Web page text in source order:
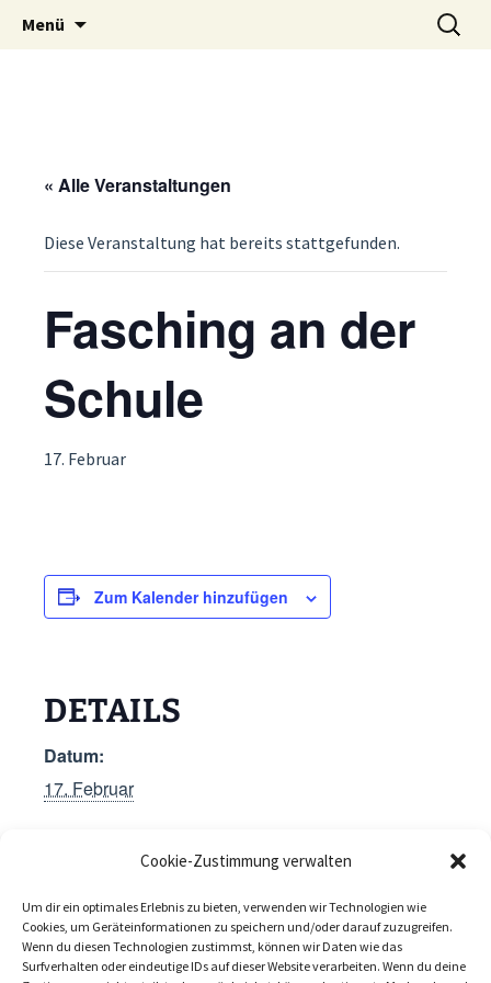
Cookie-Zustimmung verwalten
Um dir ein optimales Erlebnis zu bieten, verwenden wir Technologien wie
Cookies, um Geräteinformationen zu speichern und/oder darauf zuzugreifen.
Wenn du diesen Technologien zustimmst, können wir Daten wie das
Surfverhalten oder eindeutige IDs auf dieser Website verarbeiten. Wenn du deine
Grundschule auf
Menü
Inhalt
Suche
nach:
« Alle Veranstaltungen
Diese Veranstaltung hat bereits stattgefunden.
Fasching an der
Schule
17. Februar
Zum Kalender hinzufügen
DETAILS
Datum:
17. Februar
Winterferien Vorlesewettbewerb